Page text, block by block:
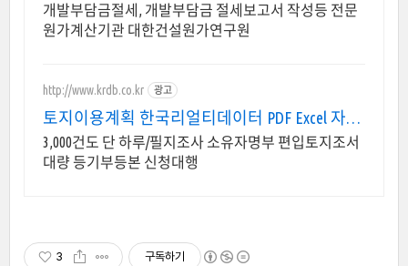
개발부담금절세, 개발부담금 절세보고서 작성등 전문
원가계산기관 대한건설원가연구원
http://www.krdb.co.kr 광고
토지이용계획 한국리얼티데이터 PDF Excel 자동
처리!
3,000건도 단 하루/필지조사 소유자명부 편입토지조서
대량 등기부등본 신청대행
3 구독하기